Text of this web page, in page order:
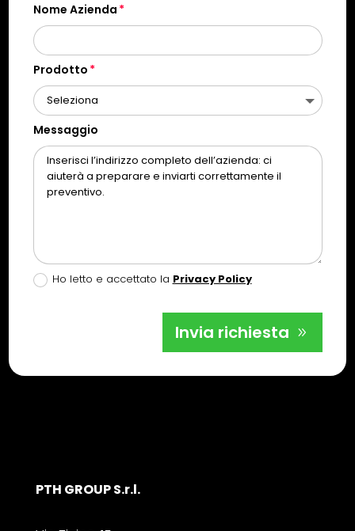
Nome Azienda
Prodotto
Messaggio
Ho letto e accettato la Privacy Policy
Invia richiesta
PTH GROUP S.r.l.